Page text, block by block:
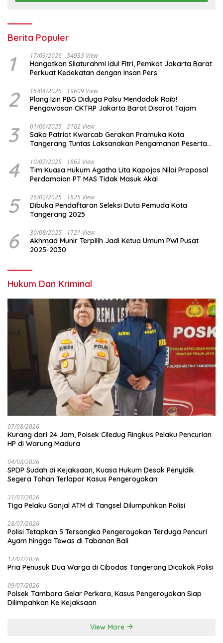
Berita Populer
1 17/03/2026 34933 View
Hangatkan Silaturahmi Idul Fitri, Pemkot Jakarta Barat
Perkuat Kedekatan dengan Insan Pers
2 15/04/2026 19609 View
Plang Izin PBG Diduga Palsu Mendadak Raib!
Pengawasan CKTRP Jakarta Barat Disorot Tajam
3 01/06/2025 2162 View
Saka Patriot Kwarcab Gerakan Pramuka Kota
Tangerang Tuntas Laksanakan Pengamanan Peserta
4 10/07/2025 1862 View
Tim Kuasa Hukum Agatha Lita Kapojos Nilai Proposal
Perdamaian PT MAS Tidak Masuk Akal
5 26/02/2025 1825 View
Dibuka Pendaftaran Seleksi Duta Pemuda Kota
Tangerang 2025
6 30/08/2025 1721 View
Akhmad Munir Terpilih Jadi Ketua Umum PWI Pusat
2025-2030
Hukum Dan Kriminal
07/08/2026
Kurang dari 24 Jam, Polsek Ciledug Ringkus Pelaku Pencurian
HP di Warung Madura
04/08/2026
SPDP Sudah di Kejaksaan, Kuasa Hukum Desak Penyidik
Segera Tahan Terlapor Kasus Pengeroyokan
31/07/2026
Tiga Pelaku Ganjal ATM di Tangsel Dilumpuhkan Polisi
28/07/2026
Polisi Tetapkan 5 Tersangka Pengeroyokan Terduga Pencuri
Ayam hingga Tewas di Tabanan Bali
12/07/2026
Pria Penusuk Dua Warga di Cibodas Tangerang Dicokok Polisi
09/07/2026
Polsek Tambora Gelar Perkara, Kasus Pengeroyokan Siap
Dilimpahkan Ke Kejaksaan
View More